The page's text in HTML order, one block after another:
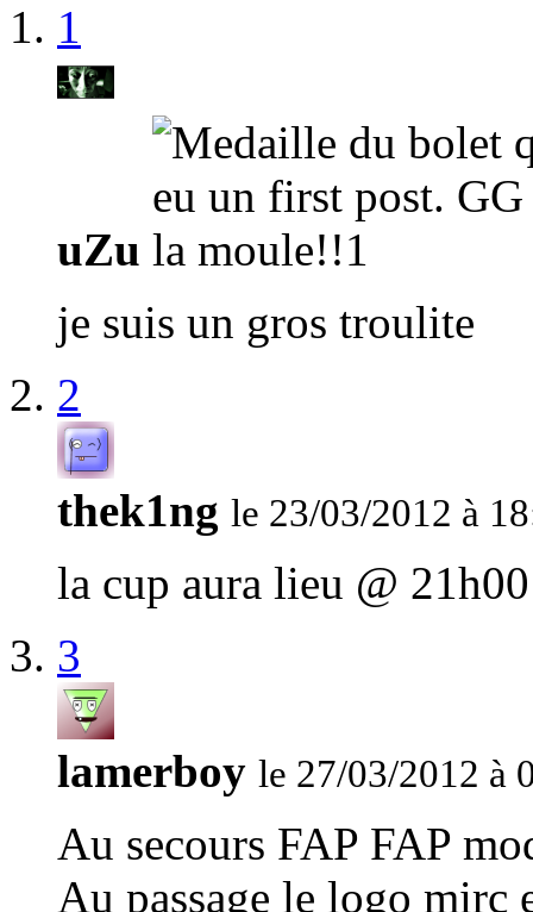
1
uZu
je suis un gros troulite
2
thek1ng le 23/03/2012 à
la cup aura lieu @ 21h00
3
lamerboy le 27/03/2012 à
Au secours FAP FAP
Au passage le logo mirc